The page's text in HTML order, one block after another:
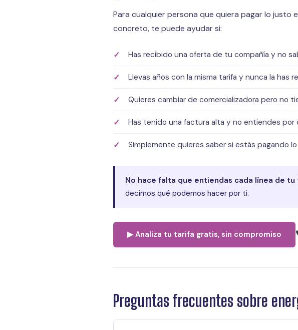
Para cualquier persona que quiera pagar lo justo
concreto, te puede ayudar si:
Has recibido una oferta de tu compañía y no
Llevas años con la misma tarifa y nunca la has
Quieres cambiar de comercializadora pero no
Has tenido una factura alta y no entiendes por
Simplemente quieres saber si estás pagando
No hace falta que entiendas cada línea de
decimos qué podemos hacer por ti.
▶ Analiza tu tarifa gratis, sin compromiso
Preguntas frecuentes sobre